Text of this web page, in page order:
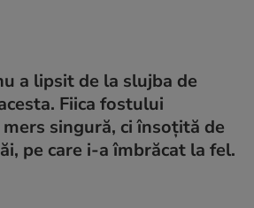
a lipsit de la slujba de
Fiica fostului
singură, ci însoțită de
pe care i-a îmbrăcat la fel.